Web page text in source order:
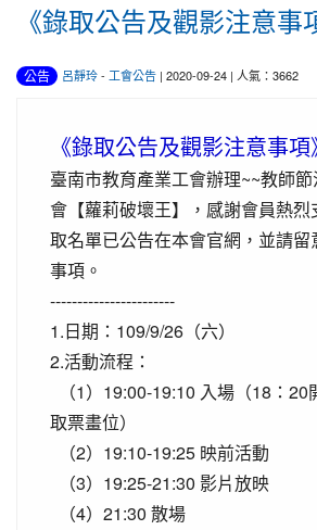
《錄取公告及觀影注意事
公告 呂靜玲- 工會公告 | 2020-09-24 | 人氣：3662
《錄取公告及觀影注意事項
臺南市教育產業工會辦理~~教師
會【蘿莉破壞王】，感謝會員熱
取名單已公告在本會官網，並請留
事項。
-----------------------
1.日期：109/9/26（六）
2.活動流程：
（1）19:00-19:10 入場（18：20
取票畫位）
（2）19:10-19:25 映前活動
（3）19:25-21:30 影片放映
（4）21:30 散場